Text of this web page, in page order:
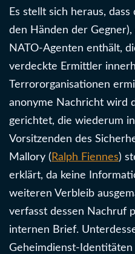
Es stellt sich heraus,
den Händen der
NATO-Agenten enthält,
verdeckte Ermittler
Terrororganisationen
anonyme Nachricht wird
gerichtet, die wiederum
Vorsitzenden des
Mallory ( Ralph Fiennes)
erklärt, da keine
weiteren Verbleib
verfasst dessen Nachruf
internen Brief.
Geheimdienst-